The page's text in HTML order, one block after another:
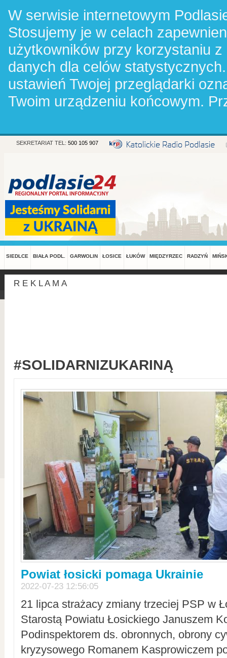
W serwisie internetowym
Stosujemy je w celach
użytkowników przy korzystaniu
danych dla celów
ustawień Twojej przeglądarki
Twoim urządzeniu końcowym.
SEKRETARIAT TEL: 500 105 907
SIEDLCE BIAŁA PODL. GARWOLIN ŁOSICE ŁUKÓW MIĘDZYRZEC RADZYŃ
R E K L A M A
#SOLIDARNIZUKARINĄ
Powiat łosicki pomaga Ukrainie
2022-07-23 12:56:05
21 lipca strażacy zmiany trzeciej PSP w
Starostą Powiatu Łosickiego Januszem
Podinspektorem ds. obronnych, obrony
kryzysowego Romanem Kasprowiczem